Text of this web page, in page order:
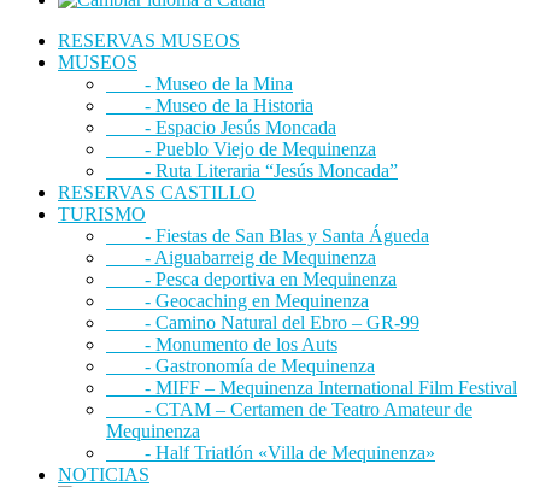
RESERVAS MUSEOS
MUSEOS
- Museo de la Mina
- Museo de la Historia
- Espacio Jesús Moncada
- Pueblo Viejo de Mequinenza
- Ruta Literaria “Jesús Moncada”
RESERVAS CASTILLO
TURISMO
- Fiestas de San Blas y Santa Águeda
- Aiguabarreig de Mequinenza
- Pesca deportiva en Mequinenza
- Geocaching en Mequinenza
- Camino Natural del Ebro – GR-99
- Monumento de los Auts
- Gastronomía de Mequinenza
- MIFF – Mequinenza International Film Festival
- CTAM – Certamen de Teatro Amateur de
Mequinenza
- Half Triatlón «Villa de Mequinenza»
NOTICIAS